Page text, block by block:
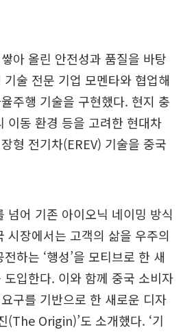
아 올린 안전성과 품질을 바탕
술 전문 기업 모멘타와 협업해
주행 기술을 구현했다. 현지 충
이동 환경 등을 고려한 현대차
형 전기차(EREV) 기술을 중국
넘어 기존 아이오닉 네이밍 방식
시장에서는 고객의 삶을 우주의
하는 ‘행성’을 모티브로 한 새
입한다. 이와 함께 중국 소비자
구를 기반으로 한 새로운 디자
(The Origin)’도 소개했다. ‘기